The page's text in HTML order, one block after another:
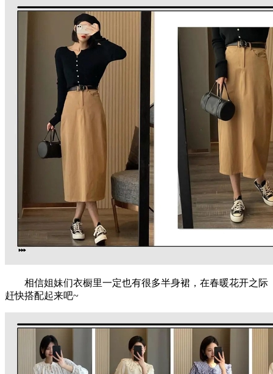
相信姐妹们衣橱里一定也有很多半身裙，在春暖花开之际
赶快搭配起来吧~